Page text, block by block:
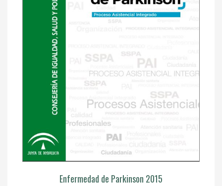
Enfermedad de Parkinson 2015